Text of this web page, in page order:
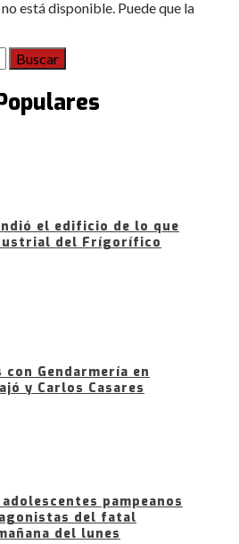
está disponible. Puede que la
el edificio de lo que
del Frígorífico
Gendarmería en
y Carlos Casares
pampeanos
del fatal
del lunes